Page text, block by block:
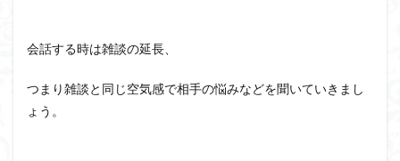
会話する時は雑談の延長、
つまり雑談と同じ空気感で相手の悩みなどを聞いていきまし
ょう。